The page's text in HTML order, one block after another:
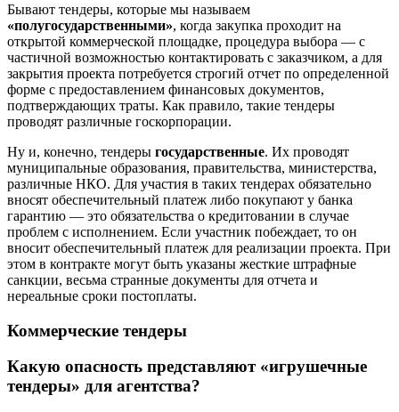
Бывают тендеры, которые мы называем
«полугосударственными», когда закупка проходит на
открытой коммерческой площадке, процедура выбора — с
частичной возможностью контактировать с заказчиком, а для
закрытия проекта потребуется строгий отчет по определенной
форме с предоставлением финансовых документов,
подтверждающих траты. Как правило, такие тендеры
проводят различные госкорпорации.
Ну и, конечно, тендеры государственные. Их проводят
муниципальные образования, правительства, министерства,
различные НКО. Для участия в таких тендерах обязательно
вносят обеспечительный платеж либо покупают у банка
гарантию — это обязательства о кредитовании в случае
проблем с исполнением. Если участник побеждает, то он
вносит обеспечительный платеж для реализации проекта. При
этом в контракте могут быть указаны жесткие штрафные
санкции, весьма странные документы для отчета и
нереальные сроки постоплаты.
Коммерческие тендеры
Какую опасность представляют «игрушечные
тендеры» для агентства?